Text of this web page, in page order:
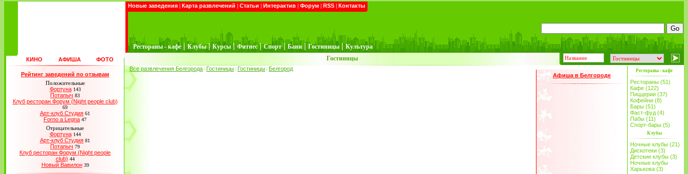
Новые заведения | Карта развлечений | Статьи | Интерактив | Форум | RSS | Контакты
Рестораны - кафе | Клубы | Курсы | Фитнес | Спорт | Бани | Гостиницы | Культура
КИНО АФИША ФОТО Гостиницы
Рейтинг заведений по отзывам
Положительные
Фортуна 143
Потапыч 83
Клуб ресторан Форум (Night people club)
69
Арт-клуб Студия 61
Forno a Legna 47
Отрицательные
Фортуна 144
Арт-клуб Студия 81
Потапыч 79
Клуб ресторан Форум (Night people
club) 44
Новый Вавилон 39
Все развлечения Белгорода / Гостиницы / Гостиницы / Белгород
Афиша в Белгороде
Рестораны - кафе
Рестораны (51)
Кафе (122)
Пиццерии (37)
Кофейни (8)
Бары (51)
Фаст-фуд (4)
Пабы (11)
Спорт-бары (5)
Клубы
Ночные клубы (21)
Дискотеки (3)
Детские клубы (3)
Ночные клубы
Харькова (3)